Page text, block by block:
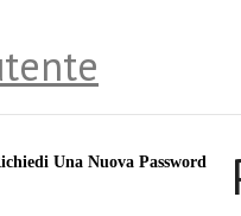
Una Nuova Password